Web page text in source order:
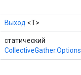
Выход <Т>
статический
CollectiveGather.Options